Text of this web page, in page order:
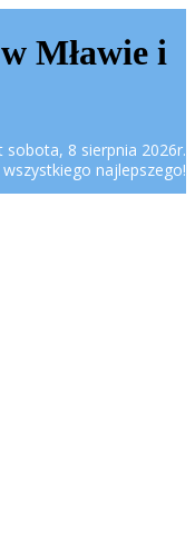
Mławie i
sobota, 8 sierpnia 2026r.
najlepszego!